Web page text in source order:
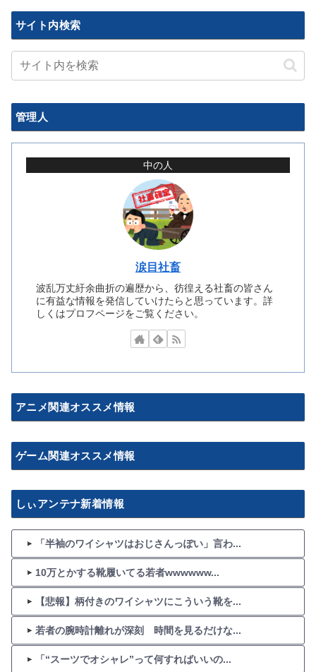
サイト内検索
管理人
中の人
涙目社畜
波乱万丈紆余曲折の遍歴から、彷徨える社畜の皆さん
に有益な情報を発信していけたらと思っています。詳
しくはプロフページをご覧ください。
アニメ関連オススメ情報
ゲーム関連オススメ情報
しぃアンテナ新着情報
「半袖のワイシャツはおじさんっぽい」言わ...
10万とかする靴履いてる若者wwwwww...
【悲報】柄付きのワイシャツにこういう靴を...
若者の腕時計離れが深刻 時間を見るだけな...
「“スーツでオシャレ”って何すればいいの...